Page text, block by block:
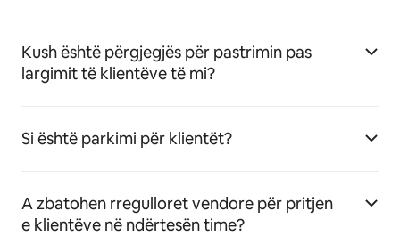
Kush është përgjegjës për pastrimin pas
largimit të klientëve të mi?
Si është parkimi për klientët?
A zbatohen rregulloret vendore për pritjen
e klientëve në ndërtesën time?